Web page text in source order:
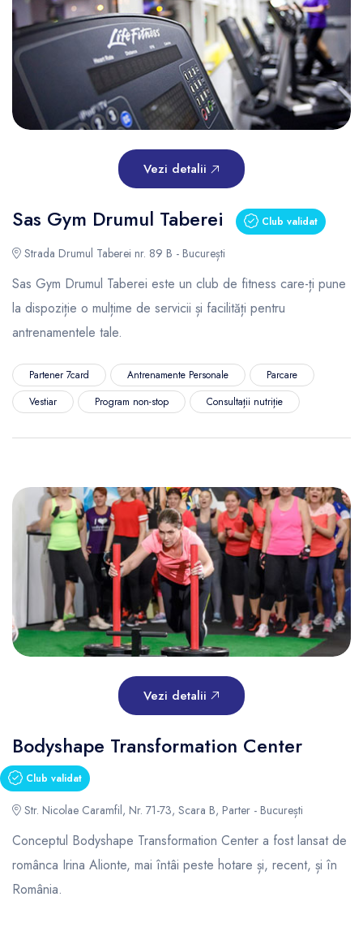
Vezi detalii
Sas Gym Drumul Taberei Club validat
Strada Drumul Taberei nr. 89 B - București
Sas Gym Drumul Taberei este un club de fitness care-ți pune
la dispoziție o mulțime de servicii și facilități pentru
antrenamentele tale.
Partener 7card Antrenamente Personale
Parcare
Vestiar
Program non-stop Consultații nutriție
Vezi detalii
Bodyshape Transformation Center
Club validat
Str. Nicolae Caramfil, Nr. 71-73, Scara B, Parter - București
Conceptul Bodyshape Transformation Center a fost lansat de
românca Irina Alionte, mai întâi peste hotare și, recent, și în
România.